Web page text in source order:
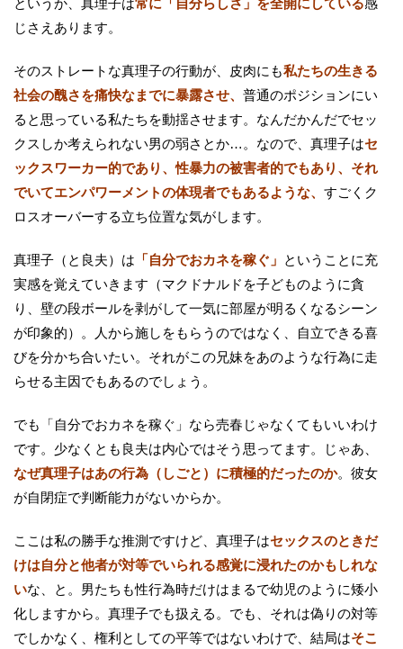
というか、真理子は常に「自分らしさ」を全開にしている感
じさえあります。
そのストレートな真理子の行動が、皮肉にも私たちの生きる
社会の醜さを痛快なまでに暴露させ、 普通のポジションにい
ると思っている私たちを動揺させます。なんだかんだでセッ
クスしか考えられない男の弱さとか…。なので、真理子はセ
ックスワーカー的であり、性暴力の被害者的でもあり、それ
でいてエンパワーメントの体現者でもあるような、 すごくク
ロスオーバーする立ち位置な気がします。
真理子（と良夫）は 「自分でおカネを稼ぐ」 ということに充
実感を覚えていきます（マクドナルドを子どものように貪
り、壁の段ボールを剥がして一気に部屋が明るくなるシーン
が印象的）。人から施しをもらうのではなく、自立できる喜
びを分かち合いたい。それがこの兄妹をあのような行為に走
らせる主因でもあるのでしょう。
でも「自分でおカネを稼ぐ」なら売春じゃなくてもいいわけ
です。少なくとも良夫は内心ではそう思ってます。じゃあ、
なぜ真理子はあの行為（しごと）に積極的だったのか。彼女
が自閉症で判断能力がないからか。
ここは私の勝手な推測ですけど、真理子はセックスのときだ
けは自分と他者が対等でいられる感覚に浸れたのかもしれな
いな、と。男たちも性行為時だけはまるで幼児のように矮小
化しますから。真理子でも扱える。でも、それは偽りの対等
でしかなく、権利としての平等ではないわけで、結局はそこ